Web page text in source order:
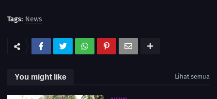
Tags: News
You might like Lihat semua